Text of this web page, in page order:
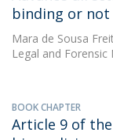
binding or
Mara de Sousa
Legal and Forensic
BOOK CHAPTER
Article 9 of